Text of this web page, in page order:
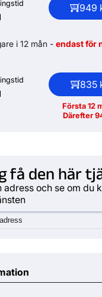
949
i 12 mån -endast för
835
Första 12
Därefter
få den här
adress och se om du